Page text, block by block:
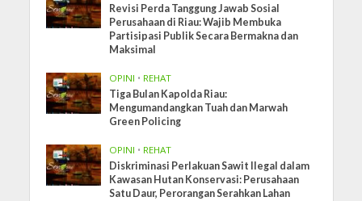
Revisi Perda Tanggung Jawab Sosial
Perusahaan di Riau: Wajib Membuka
Partisipasi Publik Secara Bermakna dan
Maksimal
OPINI • REHAT
Tiga Bulan Kapolda Riau:
Mengumandangkan Tuah dan Marwah
Green Policing
OPINI • REHAT
Diskriminasi Perlakuan Sawit Ilegal dalam
Kawasan Hutan Konservasi: Perusahaan
Satu Daur, Perorangan Serahkan Lahan